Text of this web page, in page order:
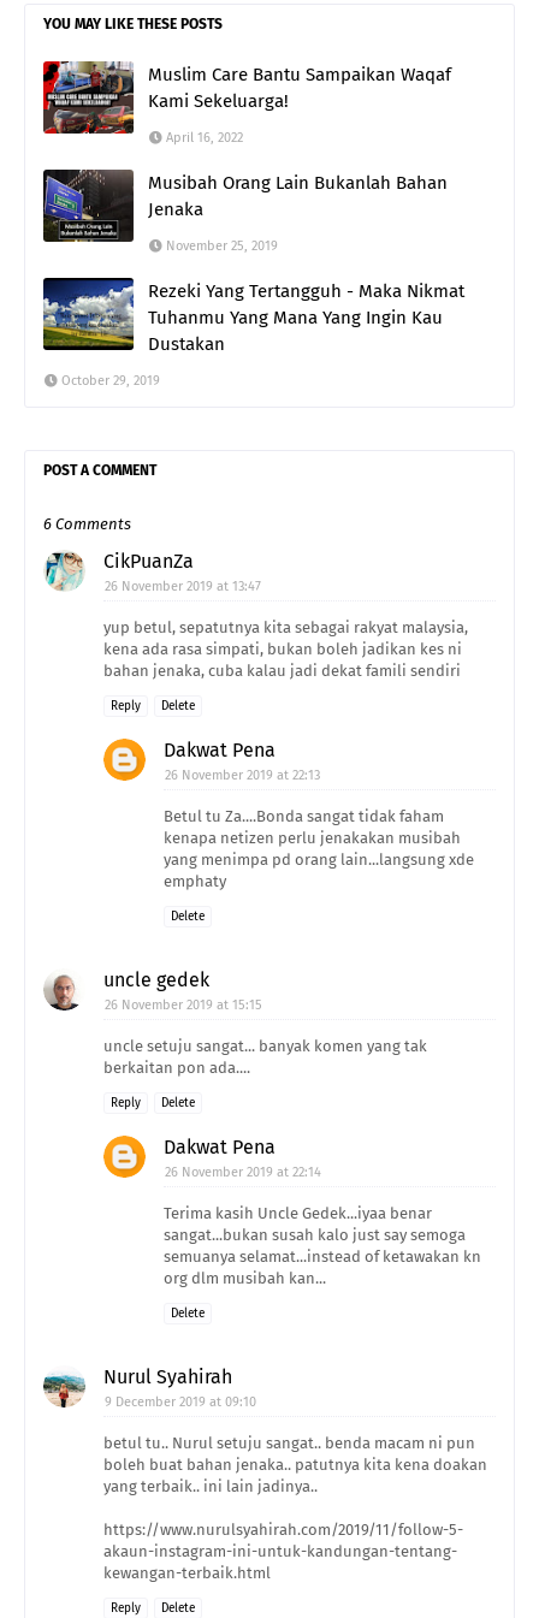
YOU MAY LIKE THESE POSTS
Muslim Care Bantu Sampaikan Waqaf
Kami Sekeluarga!
April 16, 2022
Musibah Orang Lain Bukanlah Bahan
Jenaka
November 25, 2019
Rezeki Yang Tertangguh - Maka Nikmat
Tuhanmu Yang Mana Yang Ingin Kau
Dustakan
October 29, 2019
POST A COMMENT
6 Comments
CikPuanZa
26 November 2019 at 13:47
yup betul, sepatutnya kita sebagai rakyat malaysia,
kena ada rasa simpati, bukan boleh jadikan kes ni
bahan jenaka, cuba kalau jadi dekat famili sendiri
Reply Delete
Dakwat Pena
26 November 2019 at 22:13
Betul tu Za....Bonda sangat tidak faham
kenapa netizen perlu jenakakan musibah
yang menimpa pd orang lain...langsung xde
emphaty
Delete
uncle gedek
26 November 2019 at 15:15
uncle setuju sangat... banyak komen yang tak
berkaitan pon ada....
Reply Delete
Dakwat Pena
26 November 2019 at 22:14
Terima kasih Uncle Gedek...iyaa benar
sangat...bukan susah kalo just say semoga
semuanya selamat...instead of ketawakan kn
org dlm musibah kan...
Delete
Nurul Syahirah
9 December 2019 at 09:10
betul tu.. Nurul setuju sangat.. benda macam ni pun
boleh buat bahan jenaka.. patutnya kita kena doakan
yang terbaik.. ini lain jadinya..
https://www.nurulsyahirah.com/2019/11/follow-5-
akaun-instagram-ini-untuk-kandungan-tentang-
kewangan-terbaik.html
Reply Delete